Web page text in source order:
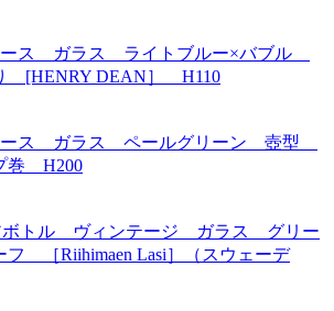
ース ガラス ライトブルー×バブル
[HENRY DEAN］ H110
ース ガラス ペールグリーン 壺型
巻 H200
ボトル ヴィンテージ ガラス グリー
［Riihimaen Lasi］（スウェーデ